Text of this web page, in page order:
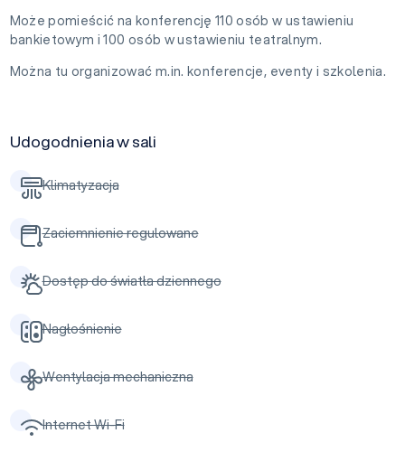
Może pomieścić na konferencję 110 osób w ustawieniu
bankietowym i 100 osób w ustawieniu teatralnym.
Można tu organizować m.in. konferencje, eventy i szkolenia.
Udogodnienia w sali
Klimatyzacja
Zaciemnienie regulowane
Dostęp do światła dziennego
Nagłośnienie
Wentylacja mechaniczna
Internet Wi-Fi